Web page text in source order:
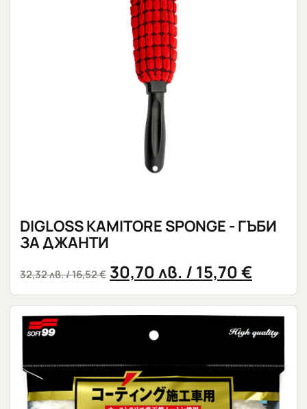
DIGLOSS KAMITORE SPONGE - ГЪБИ
ЗА ДЖАНТИ
32,32лв./ 16,52 € 30,70 лв. / 15,70 €